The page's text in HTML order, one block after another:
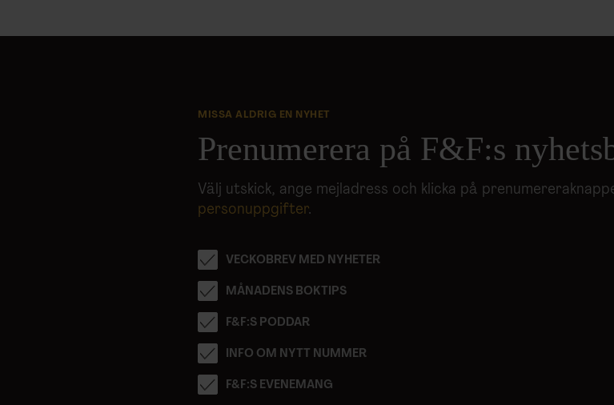
MISSA ALDRIG EN NYHET
Prenumerera på F&F:s
Välj utskick, ange mejladress och klicka på
personuppgifter.
VECKOBREV MED NYHETER
MÅNADENS BOKTIPS
F&F:S PODDAR
INFO OM NYTT NUMMER
F&F:S EVENEMANG